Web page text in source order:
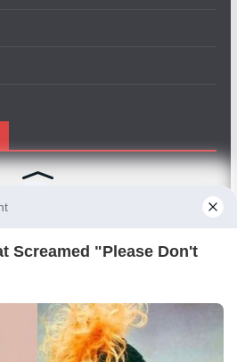
за да сте во тек со најновите